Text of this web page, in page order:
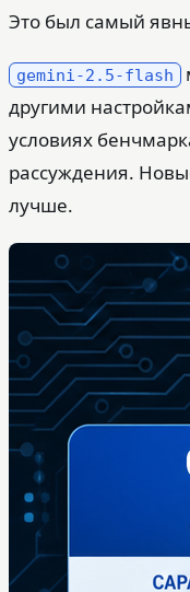
Это был самый
gemini-2.5-flash
другими
условиях
рассуждения.
лучше.